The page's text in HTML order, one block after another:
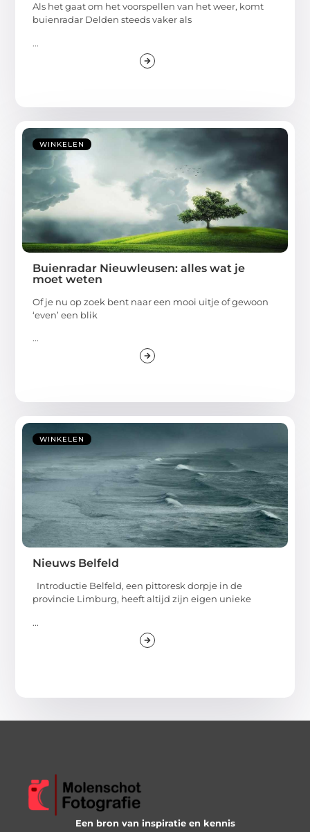
Als het gaat om het voorspellen van het weer, komt
buienradar Delden steeds vaker als
...
WINKELEN
Buienradar Nieuwleusen: alles wat je
moet weten
Of je nu op zoek bent naar een mooi uitje of gewoon
‘even’ een blik
...
WINKELEN
Nieuws Belfeld
Introductie Belfeld, een pittoresk dorpje in de
provincie Limburg, heeft altijd zijn eigen unieke
...
Een bron van inspiratie en kennis